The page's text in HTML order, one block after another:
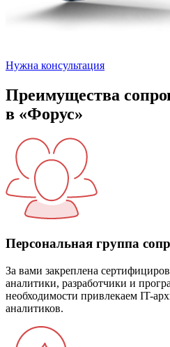
Нужна консультация
Преимущества
в «Форус»
Персональная группа
За вами закреплена
аналитики, разработчики и
необходимости привлекаем IT-
аналитиков.